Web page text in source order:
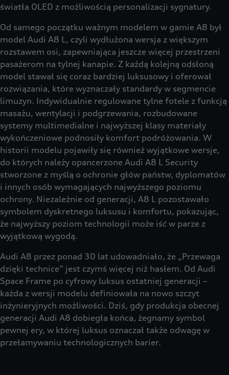
światła OLED z możliwością personalizacji sygnatury.
Od samego początku ważnym modelem w gamie A8 był
model Audi A8 L, czyli wydłużona wersja z większym
rozstawem osi, zapewniająca jeszcze więcej przestrzeni
pasażerom na tylnej kanapie. Z każdą kolejną odsłoną
model stawał się coraz bardziej luksusowy i oferował
rozwiązania, które wyznaczały standardy w segmencie
limuzyn. Indywidualnie regulowane tylne fotele z funkcją
masażu, wentylacji i podgrzewania, rozbudowane
systemy multimedialne i najwyższej klasy materiały
wykończeniowe podnosiły komfort podróżowania. W
historii modelu pojawiły się również wyjątkowe wersje,
do których należy opancerzone Audi A8 L Security
stworzone z myślą o ochronie głów państw, dyplomatów
i innych osób wymagających najwyższego poziomu
ochrony. Niezależnie od generacji, A8 L pozostawało
symbolem dyskretnego luksusu i komfortu, pokazując,
że najwyższy poziom technologii może iść w parze z
wyjątkową wygodą.
Audi A8 przez ponad 30 lat udowadniało, że „Przewaga
dzięki technice” jest czymś więcej niż hasłem. Od Audi
Space Frame po cyfrowy luksus ostatniej generacji –
każda z wersji modelu definiowała na nowo szczyt
inżynieryjnych możliwości. Dziś, gdy produkcja obecnej
generacji Audi A8 dobiegła końca, żegnamy symbol
pewnej ery, w której luksus oznaczał także odwagę w
przełamywaniu technologicznych barier.